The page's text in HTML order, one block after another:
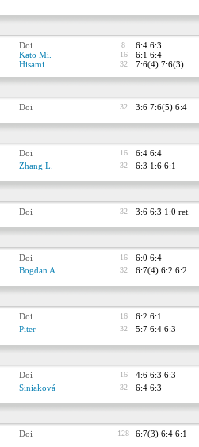
Doi 8 6:4 6:3
Kato Mi. 16 6:1 6:4
Hisami 32 7:6(4) 7:6(3)
Doi 32 3:6 7:6(5) 6:4
Doi 16 6:4 6:4
Zhang L. 32 6:3 1:6 6:1
Doi 32 3:6 6:3 1:0 ret.
Doi 16 6:0 6:4
Bogdan A. 32 6:7(4) 6:2 6:2
Doi 16 6:2 6:1
Piter 32 5:7 6:4 6:3
Doi 16 4:6 6:3 6:3
Siniaková 32 6:4 6:3
Doi 128 6:7(3) 6:4 6:1